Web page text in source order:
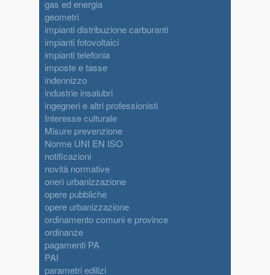
gas ed energia
geometri
impianti distribuzione carburanti
impianti fotovoltaici
impianti telefonia
imposte e tasse
indennizzo
industrie insalubri
ingegneri e altri professionisti
Interesse culturale
Misure prevenzione
Norme UNI EN ISO
notificazioni
novità normative
oneri urbanizzazione
opere pubbliche
opere urbanizzazione
ordinamento comuni e province
ordinanze
pagamenti PA
PAI
parametri edilizi